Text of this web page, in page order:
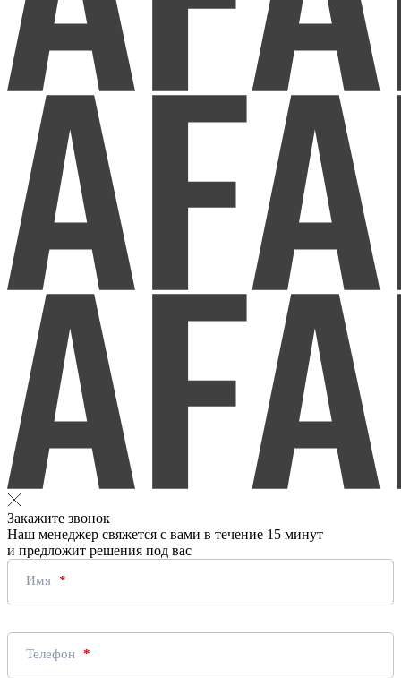
Закажите звонок
Наш менеджер свяжется с вами в течение 15 минут
и предложит решения под вас
Имя
Телефон